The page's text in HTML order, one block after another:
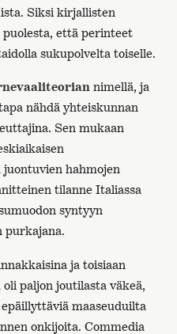
Siksi kirjallisten
että perinteet
sukupolvelta toiselle.
nimellä, ja
nähdä yhteiskunnan
Sen mukaan
hahmojen
tilanne Italiassa
syntyyn
purkajana.
ja toisiaan
paljon joutilasta väkeä,
maaseuduilta
onkijoita. Commedia